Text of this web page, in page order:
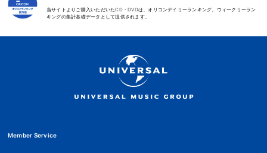
当サイトよりご購入いただいたCD・DVDは、オリコンデイリーランキング、ウィークリーラン
キングの集計基礎データとして提供されます。
Member Service